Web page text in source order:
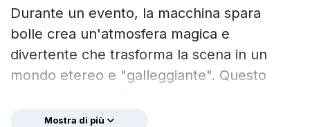
Durante un evento, la macchina spara
bolle crea un'atmosfera magica e
divertente che trasforma la scena in un
mondo etereo e "galleggiante". Questo
genere di effetto è molto apprezzato e si
presta adessere utilizzato
Mostra di più